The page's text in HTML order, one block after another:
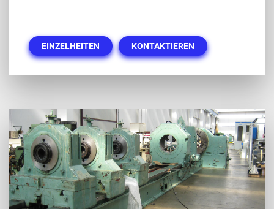
EINZELHEITEN KONTAKTIEREN